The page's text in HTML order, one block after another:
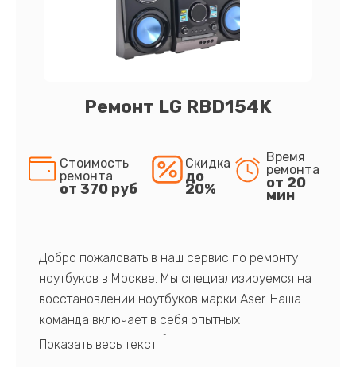
Ремонт LG RBD154K
Стоимость
ремонта
от 370 руб
Скидка
до
20%
Время
ремонта
от 20
мин
Добро пожаловать в наш сервис по ремонту
ноутбуков в Москве. Мы специализируемся на
восстановлении ноутбуков марки Aser. Наша
команда включает в себя опытных
профессионалов с обширными знаниями и